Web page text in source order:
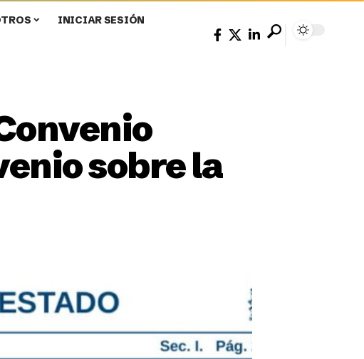
INICIAR SESIÓN
sobre la